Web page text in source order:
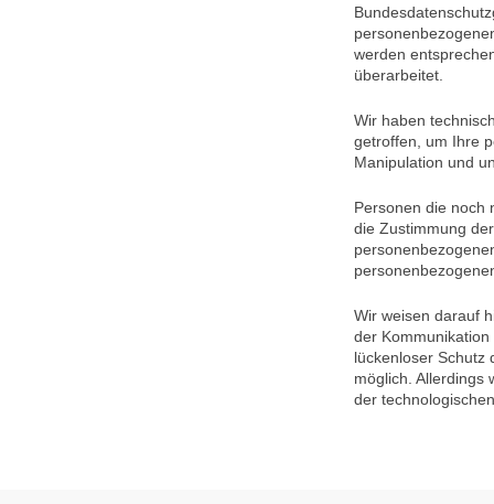
werden
überarbeitet.
Wir haben
getroffen, um Ihre
Manipulation und
Personen die noch
die Zustimmung
Wir weisen darauf
der
lückenloser
möglich. Allerdings
der